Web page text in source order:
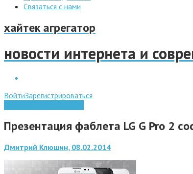
Связаться с нами
хайтек агрегатор
новости интернета и
ВойтиЗарегистрироваться
Презентация фаблета LG G Pro 2
Дмитрий Клюшин, 08.02.2014